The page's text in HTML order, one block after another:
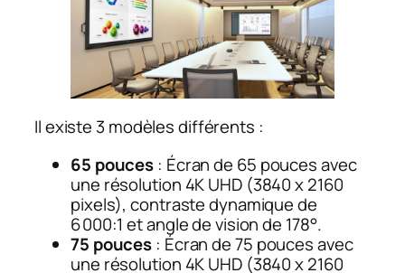
Il existe 3 modèles différents :
65 pouces : Écran de 65 pouces avec
une résolution 4K UHD (3840 x 2160
pixels), contraste dynamique de
6 000:1 et angle de vision de 178°.
75 pouces : Écran de 75 pouces avec
une résolution 4K UHD (3840 x 2160